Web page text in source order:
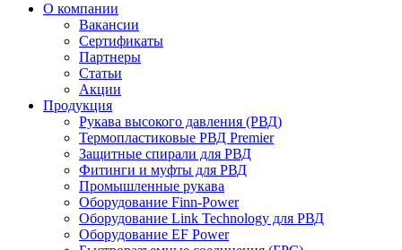
О компании
Вакансии
Сертификаты
Партнеры
Статьи
Акции
Продукция
Рукава высокого давления (РВД)
Термопластиковые РВД Premier
Защитные спирали для РВД
Фитинги и муфты для РВД
Промышленные рукава
Оборудование Finn-Power
Оборудование Link Technology для РВД
Оборудование EF Power